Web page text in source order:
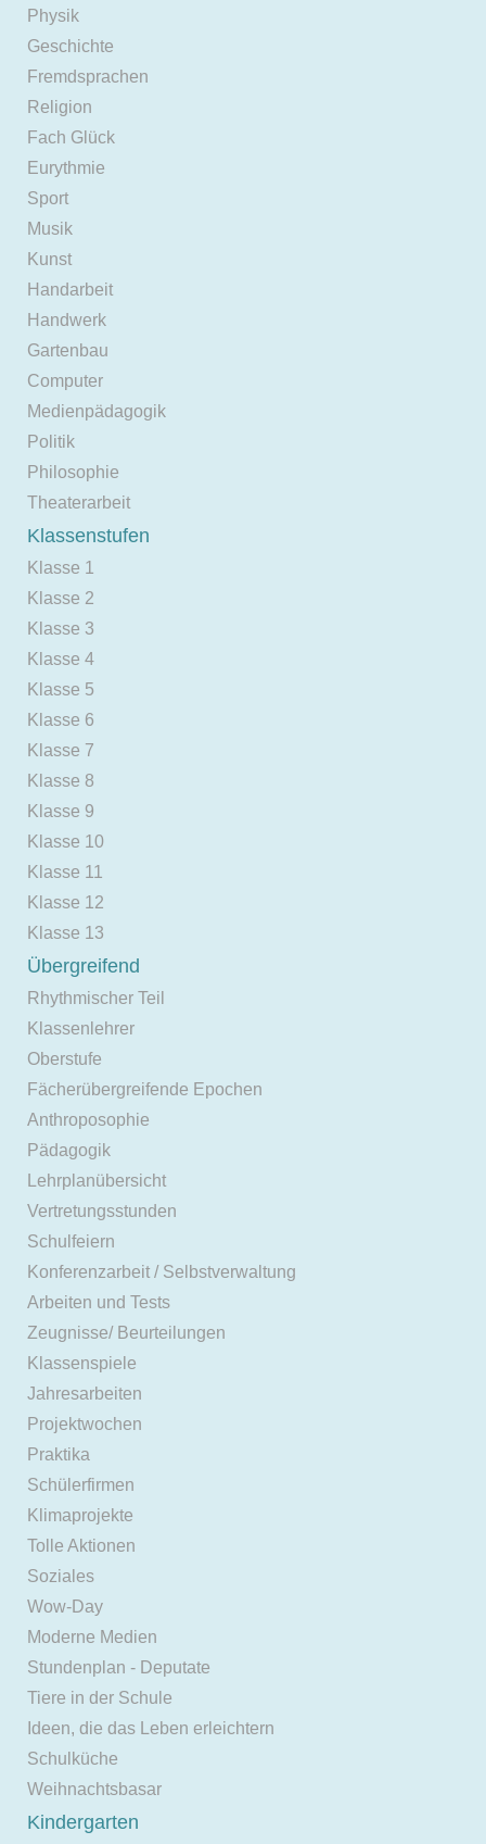
Physik
Geschichte
Fremdsprachen
Religion
Fach Glück
Eurythmie
Sport
Musik
Kunst
Handarbeit
Handwerk
Gartenbau
Computer
Medienpädagogik
Politik
Philosophie
Theaterarbeit
Klassenstufen
Klasse 1
Klasse 2
Klasse 3
Klasse 4
Klasse 5
Klasse 6
Klasse 7
Klasse 8
Klasse 9
Klasse 10
Klasse 11
Klasse 12
Klasse 13
Übergreifend
Rhythmischer Teil
Klassenlehrer
Oberstufe
Fächerübergreifende Epochen
Anthroposophie
Pädagogik
Lehrplanübersicht
Vertretungsstunden
Schulfeiern
Konferenzarbeit / Selbstverwaltung
Arbeiten und Tests
Zeugnisse/ Beurteilungen
Klassenspiele
Jahresarbeiten
Projektwochen
Praktika
Schülerfirmen
Klimaprojekte
Tolle Aktionen
Soziales
Wow-Day
Moderne Medien
Stundenplan - Deputate
Tiere in der Schule
Ideen, die das Leben erleichtern
Schulküche
Weihnachtsbasar
Kindergarten